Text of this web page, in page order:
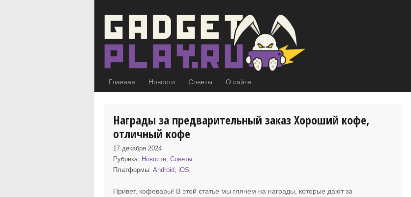
Главная Новости Советы О сайте
Награды за предварительный заказ Хороший кофе,
отличный кофе
17 декабря 2024
Рубрика: Новости,Советы
Платформы:Android, iOS
Привет, кофевары! В этой статье мы глянем на награды, которые дают за